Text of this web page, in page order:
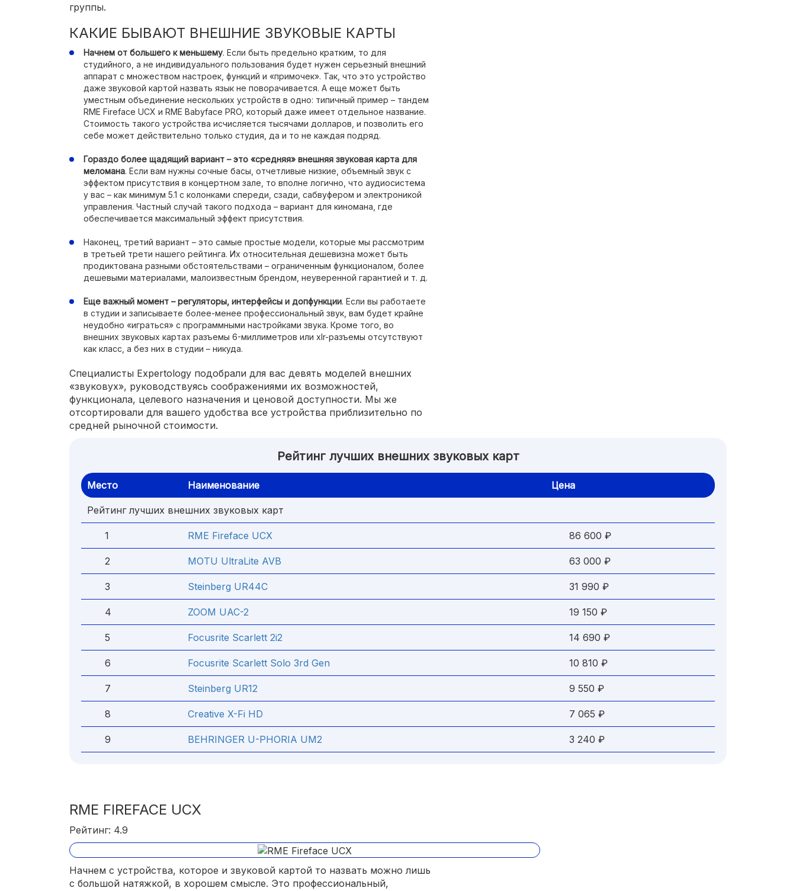
группы.
КАКИЕ БЫВАЮТ ВНЕШНИЕ ЗВУКОВЫЕ КАРТЫ
Начнем от большего к меньшему. Если быть предельно кратким, то для
студийного, а не индивидуального пользования будет нужен серьезный внешний
аппарат с множеством настроек, функций и «примочек». Так, что это устройство
даже звуковой картой назвать язык не поворачивается. А еще может быть
уместным объединение нескольких устройств в одно: типичный пример – тандем
RME Fireface UCX и RME Babyface PRO, который даже имеет отдельное название.
Стоимость такого устройства исчисляется тысячами долларов, и позволить его
себе может действительно только студия, да и то не каждая подряд.
Гораздо более щадящий вариант – это «средняя» внешняя звуковая карта для
меломана. Если вам нужны сочные басы, отчетливые низкие, объемный звук с
эффектом присутствия в концертном зале, то вполне логично, что аудиосистема
у вас – как минимум 5.1 с колонками спереди, сзади, сабвуфером и электроникой
управления. Частный случай такого подхода – вариант для киномана, где
обеспечивается максимальный эффект присутствия.
Наконец, третий вариант – это самые простые модели, которые мы рассмотрим
в третьей трети нашего рейтинга. Их относительная дешевизна может быть
продиктована разными обстоятельствами – ограниченным функционалом, более
дешевыми материалами, малоизвестным брендом, неуверенной гарантией и т. д.
Еще важный момент – регуляторы, интерфейсы и допфункции. Если вы работаете
в студии и записываете более-менее профессиональный звук, вам будет крайне
неудобно «играться» с программными настройками звука. Кроме того, во
внешних звуковых картах разъемы 6-миллиметров или xlr-разъемы отсутствуют
как класс, а без них в студии – никуда.
Специалисты Expertology подобрали для вас девять моделей внешних
«звуковух», руководствуясь соображениями их возможностей,
функционала, целевого назначения и ценовой доступности. Мы же
отсортировали для вашего удобства все устройства приблизительно по
средней рыночной стоимости.
Рейтинг лучших внешних звуковых карт
Место Наименование Цена
Рейтинг лучших внешних звуковых карт
1 RME Fireface UCX 86 600 ₽
2 MOTU UltraLite AVB 63 000 ₽
3 Steinberg UR44C 31 990 ₽
4 ZOOM UAC-2 19 150 ₽
5 Focusrite Scarlett 2i2 14 690 ₽
6 Focusrite Scarlett Solo 3rd Gen 10 810 ₽
7 Steinberg UR12 9 550 ₽
8 Creative X-Fi HD 7 065 ₽
9 BEHRINGER U-PHORIA UM2 3 240 ₽
RME FIREFACE UCX
Рейтинг: 4.9
Начнем с устройства, которое и звуковой картой то назвать можно лишь
с большой натяжкой, в хорошем смысле. Это профессиональный,